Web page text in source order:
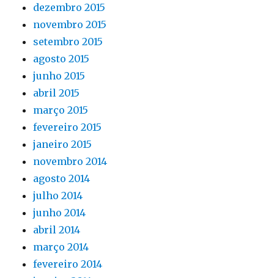
dezembro 2015
novembro 2015
setembro 2015
agosto 2015
junho 2015
abril 2015
março 2015
fevereiro 2015
janeiro 2015
novembro 2014
agosto 2014
julho 2014
junho 2014
abril 2014
março 2014
fevereiro 2014